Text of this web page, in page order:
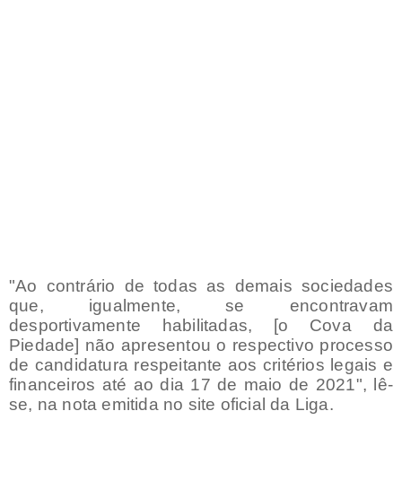
"Ao contrário de todas as demais sociedades
que, igualmente, se encontravam
desportivamente habilitadas, [o Cova da
Piedade] não apresentou o respectivo processo
de candidatura respeitante aos critérios legais e
financeiros até ao dia 17 de maio de 2021", lê-
se, na nota emitida no site oficial da Liga.